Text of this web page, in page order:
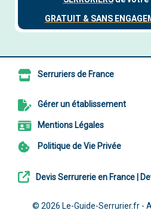
Serruriers de France
Gérer un établissement
Mentions Légales
Politique de Vie Privée
Devis Serrurerie en France |
© 2026 Le-Guide-Serrurier.fr -